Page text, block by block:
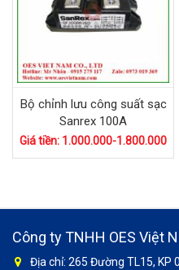
Bộ chỉnh lưu công suất sạc
Sanrex 100A
Giá tiền: 1.000.000-1.800.000
Công ty TNHH OES Việt
Địa chỉ: 265 Đường TL15, KP